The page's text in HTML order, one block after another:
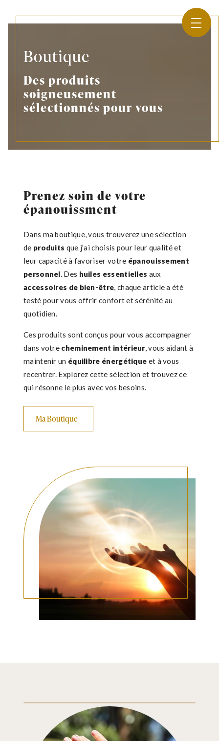
Boutique
Des produits
soigneusement
sélectionnés pour vous
Prenez soin de votre
épanouissment
Dans ma boutique, vous trouverez une sélection
de produits que j’ai choisis pour leur qualité et
leur capacité à favoriser votre épanouissement
personnel. Des huiles essentielles aux
accessoires de bien-être, chaque article a été
testé pour vous offrir confort et sérénité au
quotidien.
Ces produits sont conçus pour vous accompagner
dans votre cheminement intérieur, vous aidant à
maintenir un équilibre énergétique et à vous
recentrer. Explorez cette sélection et trouvez ce
qui résonne le plus avec vos besoins.
Ma Boutique